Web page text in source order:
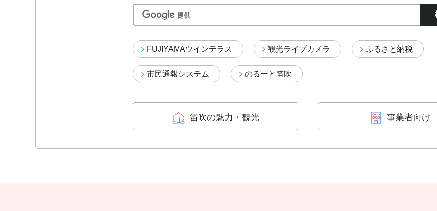
FUJIYAMAツインテラス 観光ライブカメラ ふるさと納税
市民通報システム のるーと笛吹
笛吹の魅力・観光 事業者向け